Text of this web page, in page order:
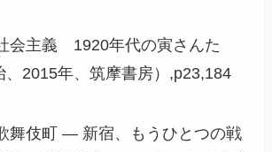
会主義 1920年代の寅さんた
、2015年、筑摩書房）,p23,184
舞伎町 ― 新宿、もうひとつの戦